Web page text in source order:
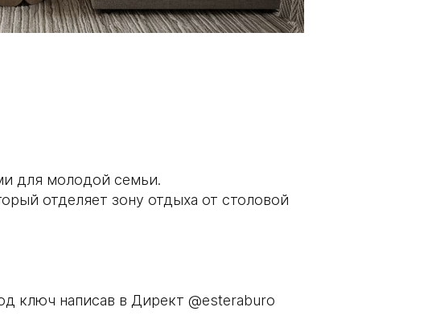
для молодой семьи.
отделяет зону отдыха от столовой
ключ написав в Директ @esteraburo